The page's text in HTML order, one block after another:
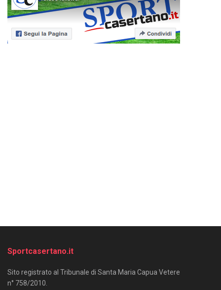
Sportcasertano.it
Sito registrato al Tribunale di Santa Maria Capua Vetere
n° 758/2010.